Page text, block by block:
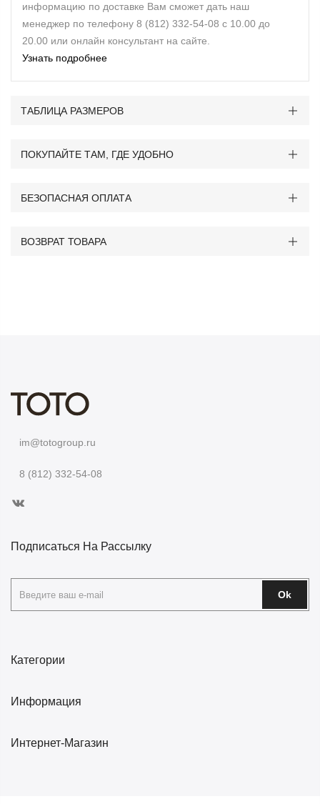
информацию по доставке Вам сможет дать наш
менеджер по телефону 8 (812) 332-54-08 с 10.00 до
20.00 или онлайн консультант на сайте.
Узнать подробнее
ТАБЛИЦА РАЗМЕРОВ
ПОКУПАЙТЕ ТАМ, ГДЕ УДОБНО
БЕЗОПАСНАЯ ОПЛАТА
ВОЗВРАТ ТОВАРА
im@totogroup.ru
8 (812) 332-54-08
Категории
Информация
Интернет-Магазин
Подписаться На Рассылку
Ok